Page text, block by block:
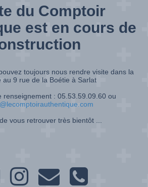
du Comptoir
est en cours de
toujours nous rendre visite dans la
au 9 rue de la Boétie à Sarlat
renseignement : 05.53.59.09.60 ou
vous retrouver très bientôt ...